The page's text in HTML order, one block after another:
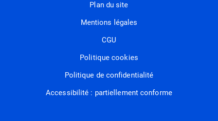
Plan du site
Mentions légales
CGU
Politique cookies
Politique de confidentialité
Accessibilité : partiellement conforme